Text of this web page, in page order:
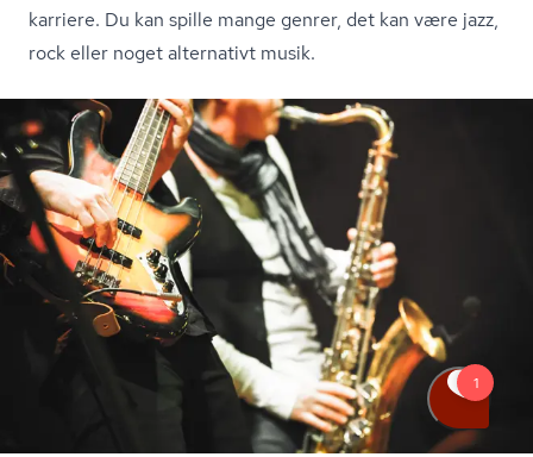
karriere. Du kan spille mange genrer, det kan være jazz,
rock eller noget alternativt musik.